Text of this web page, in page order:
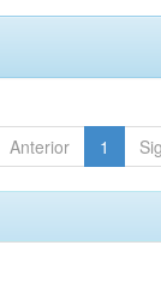
Anterior 1